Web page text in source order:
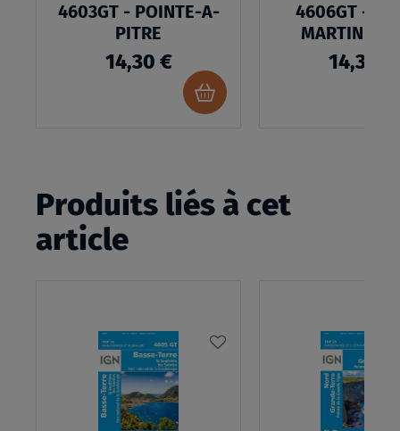
4603GT - POINTE-A-
PITRE
14,30 €
Ajouter
au
4606GT -
MARTIN ILE
14,30 €
Produits liés à cet
article